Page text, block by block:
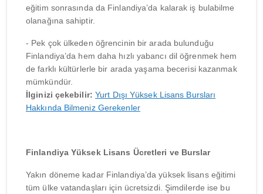
eğitim sonrasında da Finlandiya’da kalarak iş bulabilme
olanağına sahiptir.
- Pek çok ülkeden öğrencinin bir arada bulunduğu
Finlandiya’da hem daha hızlı yabancı dil öğrenmek hem
de farklı kültürlerle bir arada yaşama becerisi kazanmak
mümkündür.
İlginizi çekebilir: Yurt Dışı Yüksek Lisans Bursları
Hakkında Bilmeniz Gerekenler
Finlandiya Yüksek Lisans Ücretleri ve Burslar
Yakın döneme kadar Finlandiya’da yüksek lisans eğitimi
tüm ülke vatandaşları için ücretsizdi. Şimdilerde ise bu